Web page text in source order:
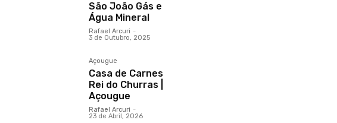
São João Gás e
Água Mineral
Rafael Arcuri -
3 de Outubro, 2025
Açougue
Casa de Carnes
Rei do Churras |
Açougue
Rafael Arcuri -
23 de Abril, 2026